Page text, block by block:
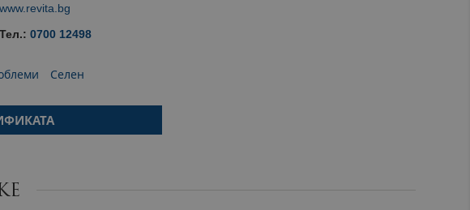
www.revita.bg
Тел.: 0700 12498
Селен